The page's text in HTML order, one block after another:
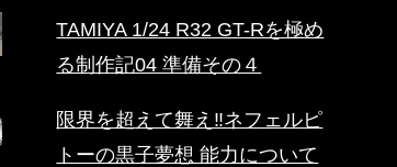
TAMIYA 1/24 R32 GT-Rを極め
る制作記04 準備その４
限界を超えて舞え‼ネフェルピ
トーの黒子夢想 能力について